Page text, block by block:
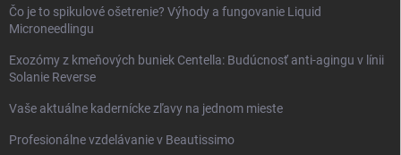
Čo je to spikulové ošetrenie? Výhody a fungovanie Liquid
Microneedlingu
Exozómy z kmeňových buniek Centella: Budúcnosť anti-agingu v línii
Solanie Reverse
Vaše aktuálne kadernícke zľavy na jednom mieste
Profesionálne vzdelávanie v Beautissimo